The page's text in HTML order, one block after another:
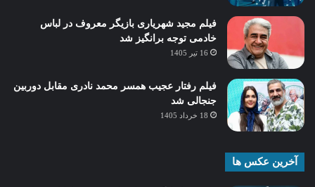
فیلم مجید شهریاری بازیگر معروف در لباس
خادمی توجه برانگیز شد
16 تیر 1405
فیلم رفتار عجیب همسر محمد نادری مقابل دوربین
جنجالی شد
18 خرداد 1405
آخرین عکس ها